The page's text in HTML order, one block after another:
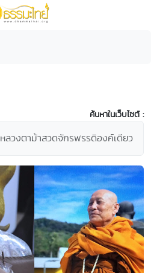
ค้นหาในเว็บไซต์ :
หลวงตาม้าสวดจักรพรรดิองค์เดียว